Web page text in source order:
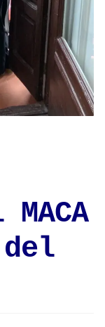
del